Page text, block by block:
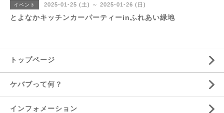
イベント 2025-01-25 (土) ～ 2025-01-26 (日)
とよなかキッチンカーパーティーinふれあい緑地
トップページ
ケバブって何？
インフォメーション